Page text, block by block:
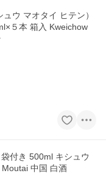
ウ マオタイ ヒテン）
入 Kweichow
付き 500ml キシュウ
Moutai 中国 白酒